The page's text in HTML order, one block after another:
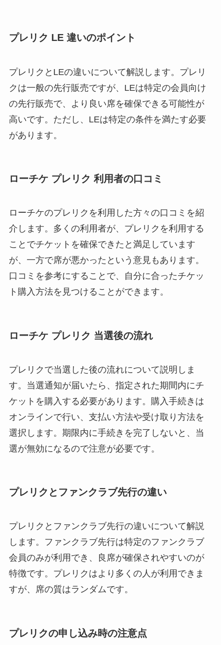
プレリク LE 違いのポイント
プレリクとLEの違いについて解説します。プレリ
クは一般の先行販売ですが、LEは特定の会員向け
の先行販売で、より良い席を確保できる可能性が
高いです。ただし、LEは特定の条件を満たす必要
があります。
ローチケ プレリク 利用者の口コミ
ローチケのプレリクを利用した方々の口コミを紹
介します。多くの利用者が、プレリクを利用する
ことでチケットを確保できたと満足しています
が、一方で席が悪かったという意見もあります。
口コミを参考にすることで、自分に合ったチケッ
ト購入方法を見つけることができます。
ローチケ プレリク 当選後の流れ
プレリクで当選した後の流れについて説明しま
す。当選通知が届いたら、指定された期間内にチ
ケットを購入する必要があります。購入手続きは
オンラインで行い、支払い方法や受け取り方法を
選択します。期限内に手続きを完了しないと、当
選が無効になるので注意が必要です。
プレリクとファンクラブ先行の違い
プレリクとファンクラブ先行の違いについて解説
します。ファンクラブ先行は特定のファンクラブ
会員のみが利用でき、良席が確保されやすいのが
特徴です。プレリクはより多くの人が利用できま
すが、席の質はランダムです。
プレリクの申し込み時の注意点